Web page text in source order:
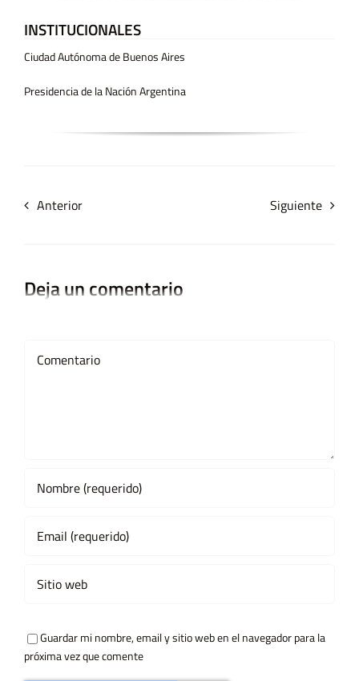
INSTITUCIONALES
Ciudad Autónoma de Buenos Aires
Presidencia de la Nación Argentina
Anterior Siguiente
Deja un comentario
Guardar mi nombre, email y sitio web en el navegador para la
próxima vez que comente